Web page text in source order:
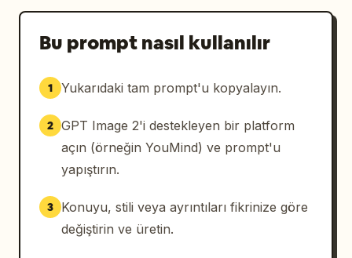
","body_text":"Aklınıza gelenleri hemen not
ederek şansın akışını yakalayabilirsiniz."},
{"position":"en sağ alt","title":"【秘密の一
ents":["üstte kısa alıntı","kum saati, ay ve
amblem"],"quote":"
Henüz seçmek zorunda değilsin.
","body_text":"Zamanın sana ait. Acele etme,
yok."}]},"typography":"Japon serif Mincho
tarzı metin, vurgu için mavi detaylar, el
baskısı fal kartı
Bu prompt nasıl kullanılır
1 Yukarıdaki tam prompt'u kopyalayın.
2 GPT Image 2'i destekleyen bir platform
açın (örneğin YouMind) ve prompt'u
yapıştırın.
3
Konuyu, stili veya ayrıntıları fikrinize göre
değiştirin ve üretin.